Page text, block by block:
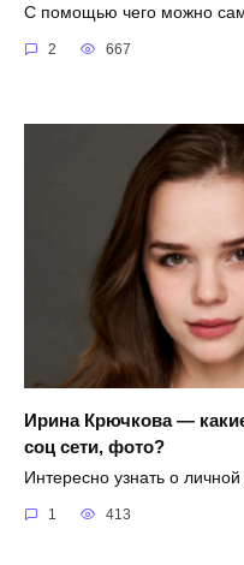
С помощью чего можно
2 667
Ирина Крючкова —
соц сети, фото?
Интересно узнать о
1 413